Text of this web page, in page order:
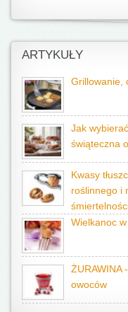
ARTYKUŁY
Grillowanie,
Jak
świąteczna
Kwasy
roślinnego i
Wielkanoc
ŻURAWINA
owoców